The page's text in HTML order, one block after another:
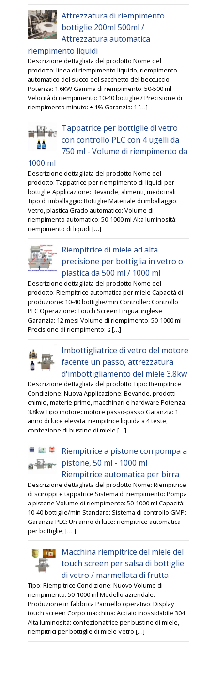
Attrezzatura di riempimento
bottiglie 200ml 500ml /
Attrezzatura automatica
riempimento liquidi
Descrizione dettagliata del prodotto Nome del
prodotto: linea di riempimento liquido, riempimento
automatico del succo del sacchetto del beccuccio
Potenza: 1.6KW Gamma di riempimento: 50-500 ml
Velocità di riempimento: 10-40 bottiglie / Precisione di
riempimento minuto: ± 1% Garanzia: 1 […]
Tappatrice per bottiglie di vetro
con controllo PLC con 4 ugelli da
750 ml - Volume di riempimento da
1000 ml
Descrizione dettagliata del prodotto Nome del
prodotto: Tappatrice per riempimento di liquidi per
bottiglie Applicazione: Bevande, alimenti, medicinali
Tipo di imballaggio: Bottiglie Materiale di imballaggio:
Vetro, plastica Grado automatico: Volume di
riempimento automatico: 50-1000 ml Alta luminosità:
riempimento di liquidi […]
Riempitrice di miele ad alta
precisione per bottiglia in vetro o
plastica da 500 ml / 1000 ml
Descrizione dettagliata del prodotto Nome del
prodotto: Riempitrice automatica per miele Capacità di
produzione: 10-40 bottiglie/min Controller: Controllo
PLC Operazione: Touch Screen Lingua: inglese
Garanzia: 12 mesi Volume di riempimento: 50-1000 ml
Precisione di riempimento: ≤ […]
Imbottigliatrice di vetro del motore
facente un passo, attrezzatura
d'imbottigliamento del miele 3.8kw
Descrizione dettagliata del prodotto Tipo: Riempitrice
Condizione: Nuova Applicazione: Bevande, prodotti
chimici, materie prime, macchinari e hardware Potenza:
3.8kw Tipo motore: motore passo-passo Garanzia: 1
anno di luce elevata: riempitrice liquida a 4 teste,
confezione di bustine di miele […]
Riempitrice a pistone con pompa a
pistone, 50 ml - 1000 ml
Riempitrice automatica per birra
Descrizione dettagliata del prodotto Nome: Riempitrice
di sciroppi e tappatrice Sistema di riempimento: Pompa
a pistone Volume di riempimento: 50-1000 ml Capacità:
10-40 bottiglie/min Standard: Sistema di controllo GMP:
Garanzia PLC: Un anno di luce: riempitrice automatica
per bottiglie, [… ]
Macchina riempitrice del miele del
touch screen per salsa di bottiglie
di vetro / marmellata di frutta
Tipo: Riempitrice Condizione: Nuovo Volume di
riempimento: 50-1000 ml Modello aziendale:
Produzione in fabbrica Pannello operativo: Display
touch screen Corpo macchina: Acciaio inossidabile 304
Alta luminosità: confezionatrice per bustine di miele,
riempitrici per bottiglie di miele Vetro […]